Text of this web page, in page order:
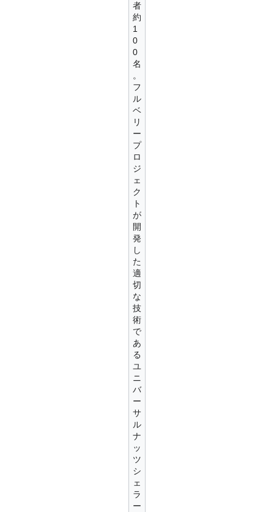
者
約
1
0
0
名
。
フ
ル
ベ
リ
ー
プ
ロ
ジ
ェ
ク
ト
が
開
発
し
た
適
切
な
技
術
で
あ
る
ユ
ニ
バ
ー
サ
ル
ナ
ッ
ツ
シ
ェ
ラ
ー